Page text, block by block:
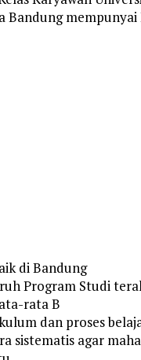
Bandung mempunyai
di Bandung
Program Studi
rata B
dan proses
sistematis agar